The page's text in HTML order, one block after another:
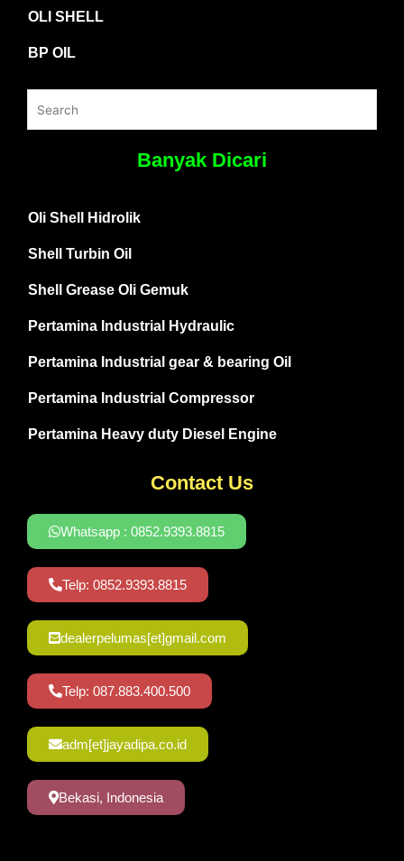
OLI SHELL
BP OIL
Banyak Dicari
Oli Shell Hidrolik
Shell Turbin Oil
Shell Grease Oli Gemuk
Pertamina Industrial Hydraulic
Pertamina Industrial gear & bearing Oil
Pertamina Industrial Compressor
Pertamina Heavy duty Diesel Engine
Contact Us
Whatsapp : 0852.9393.8815
Telp: 0852.9393.8815
dealerpelumas[et]gmail.com
Telp: 087.883.400.500
adm[et]jayadipa.co.id
Bekasi, Indonesia